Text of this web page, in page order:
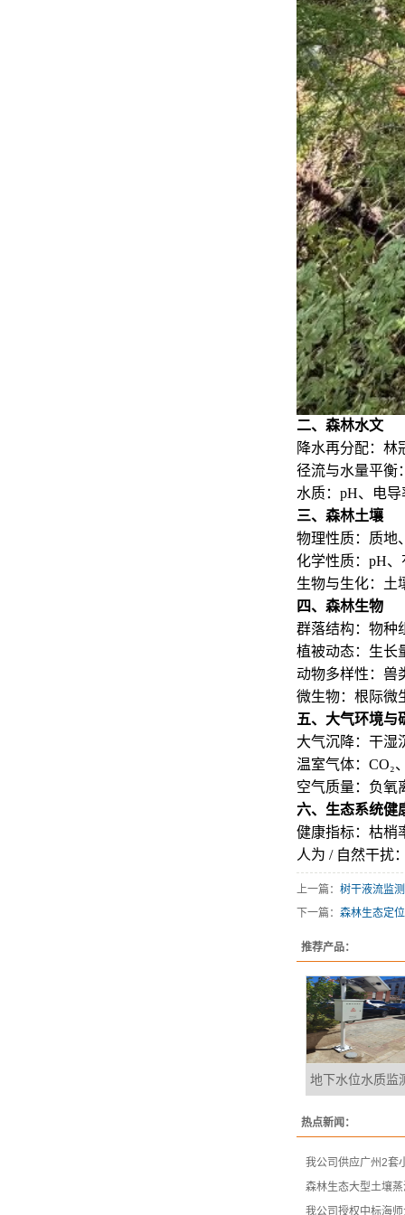
二、森林水文
降水再分配：林
径流与水量平衡
水质：pH、电
三、森林土壤
物理性质：质地
化学性质：pH
生物与生化：土
四、森林生物
群落结构：物种
植被动态：生长
动物多样性：兽
微生物：根际微
五、大气环境与
大气沉降：干湿
温室气体：CO₂
空气质量：负氧
六、生态系统健
健康指标：枯梢
人为 / 自然干扰
上一篇： 树干液流监
下一篇： 森林生态定
推荐产品：
地下水位水质监
热点新闻：
我公司供应广州2套
森林生态大型土壤
我公司授权中标海